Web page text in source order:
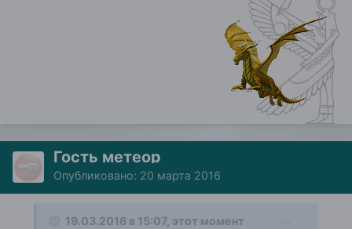
Гость метеор
Опубликовано: 20 марта 2016
19.03.2016 в 15:07, этот момент